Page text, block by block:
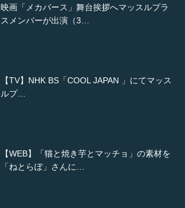
映画「メカバース」舞台挨拶へマッスルプラ
スメンバーが出演（3…
【TV】NHK BS「COOL JAPAN 」にてマッス
ルプ…
【WEB】「猫と焼き芋とマッチョ」の素材を
「ねとらぼ」さんに…